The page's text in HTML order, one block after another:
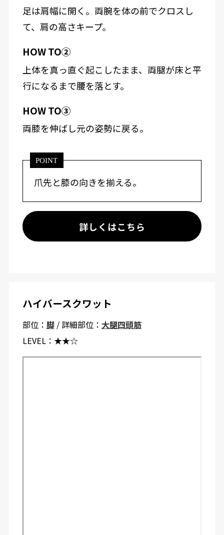
足は肩幅に開く。両腕を体の前でクロスし
て、肩の高さキープ。
HOW TO②
上体を真っ直ぐ起こしたまま、両腿が床と平
行になるまで腰を落とす。
HOW TO③
両膝を伸ばし元の姿勢に戻る。
POINT
爪先と膝の向きを揃える。
詳しくはこちら
ハイバースクワット
部位： 脚/ 詳細部位： 大腿四頭筋
LEVEL： ★★☆